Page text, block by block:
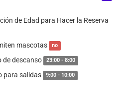
de Edad para Hacer la Reserva
mascotas no
de descanso 23:00 - 8:00
para salidas 9:00 - 10:00